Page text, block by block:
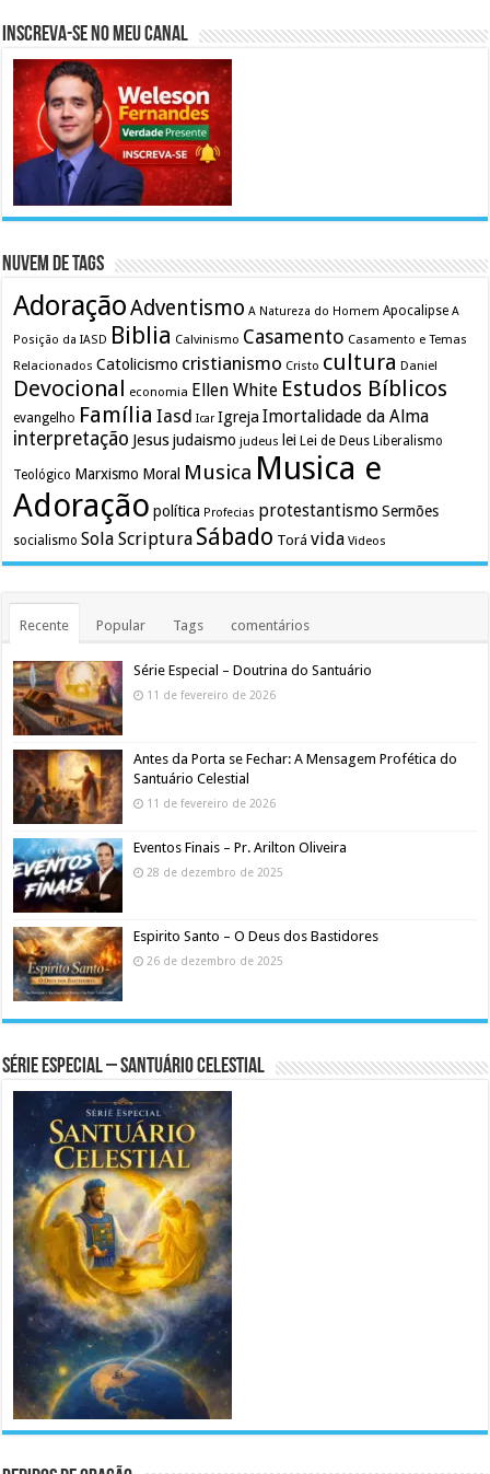
Inscreva-se no meu canal
Nuvem de Tags
AdoraçãoAdventismo A Natureza do Homem Apocalipse A
Posição da IASD Biblia Calvinismo Casamento Casamento e Temas
Relacionados Catolicismo cristianismo Cristo cultura Daniel
Devocional economia Ellen White Estudos Bíblicos
evangelho Família Iasd Icar Igreja Imortalidade da Alma
interpretação Jesusjudaismo judeus lei Lei de Deus Liberalismo
Teológico Marxismo Moral Musica Musica e
Adoração política Profecias protestantismo Sermões
socialismo Sola Scriptura Sábado Torá vida Videos
Recente Popular Tags comentários
Série Especial – Doutrina do Santuário
11 de fevereiro de 2026
Antes da Porta se Fechar: A Mensagem Profética do
Santuário Celestial
11 de fevereiro de 2026
Eventos Finais – Pr. Arilton Oliveira
28 de dezembro de 2025
Espirito Santo – O Deus dos Bastidores
26 de dezembro de 2025
Série Especial – Santuário Celestial